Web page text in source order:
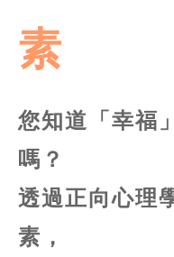
素
您知道「幸福
嗎？
透過正向心理
素，